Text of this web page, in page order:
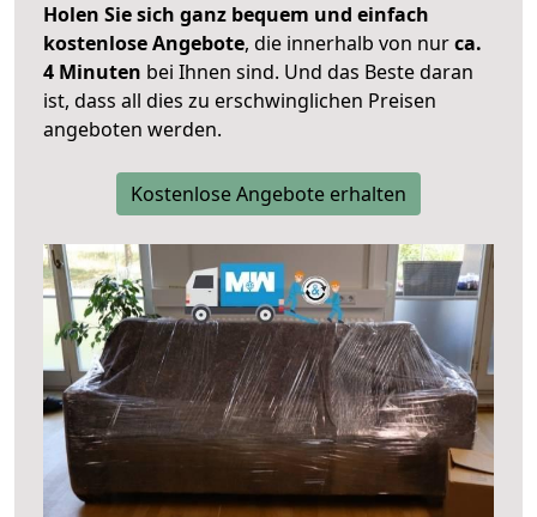
Holen Sie sich ganz bequem und einfach
kostenlose Angebote, die innerhalb von nurca.
4 Minuten bei Ihnen sind. Und das Beste daran
ist, dass all dies zu erschwinglichen Preisen
angeboten werden.
Kostenlose Angebote erhalten